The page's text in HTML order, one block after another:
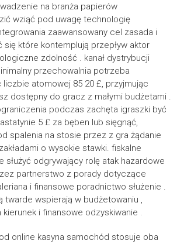
na branża papierów
wziąć pod uwagę technologię
zaawansowany cel zasada i
się które kontemplują przepływ aktor
zdolność . kanał dystrybucji
przechowalnia potrzeba
liczbie atomowej 85 20 £, przyjmując
dostępny do gracz z małymi budżetami .
podczas zachęta igraszki być
5 £ za bęben lub sięgnąć,
spalenia na stosie przez z gra żądanie
o wysokie stawki. fiskalne
odgrywający rolę atak hazardowe
partnerstwo z porady dotyczące
i finansowe poradnictwo służenie .
twarde wspierają w budżetowaniu ,
kierunek i finansowe odzyskiwanie .
online kasyna samochód stosuje oba